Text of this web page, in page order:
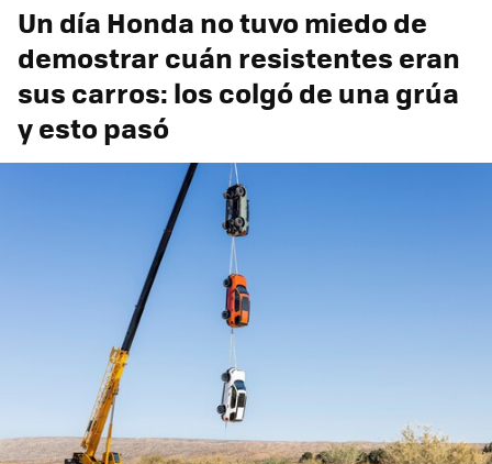
Un día Honda no tuvo miedo de
demostrar cuán resistentes eran
sus carros: los colgó de una grúa
y esto pasó